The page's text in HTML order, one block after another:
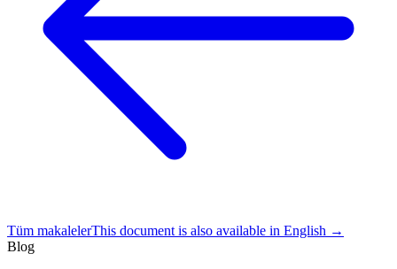
Tüm makalelerThis document is also available in English →
Blog